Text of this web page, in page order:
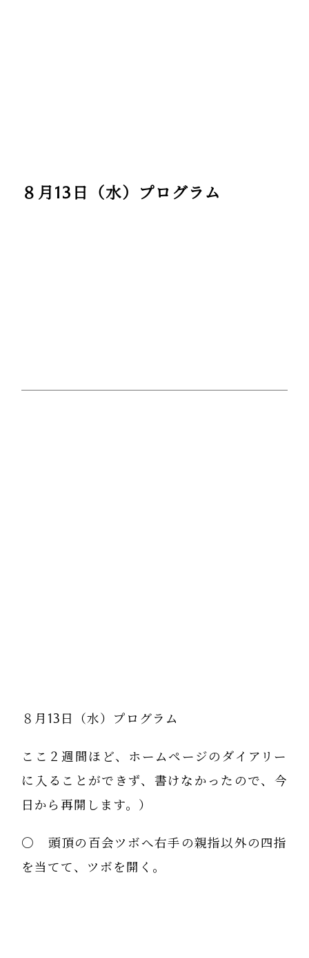
８月13日（水）プログラム
８月13日（水）プログラム
ここ２週間ほど、ホームページのダイアリー
に入ることができず、書けなかったので、今
日から再開します。）
〇 頭頂の百会ツボへ右手の親指以外の四指
を当てて、ツボを開く。